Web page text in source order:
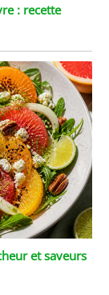
: recette
et saveurs